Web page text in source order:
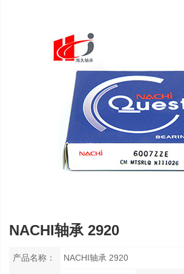
NACHI轴承 2920
产品名称： NACHI轴承 2920